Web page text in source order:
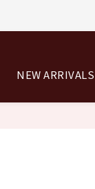
8/
NEW ARRIVALS